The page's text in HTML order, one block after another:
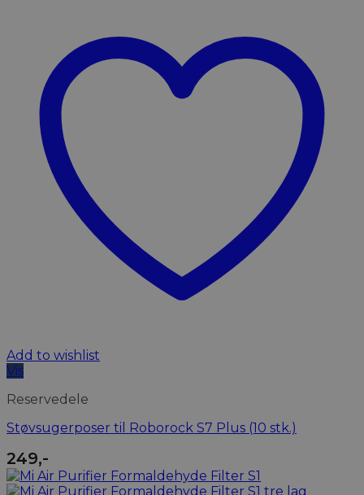
Add to wishlist
Vis
Reservedele
Støvsugerposer til Roborock S7 Plus (10 stk.)
249,-